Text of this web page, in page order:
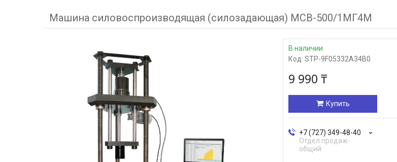
Машина силовоспроизводящая (силозадающая) МСВ-500/1МГ4М
В наличии
Код: STP-9F05332A34B0
9 990 ₸
Купить
+7 (727) 349-48-40
Отдел продаж-
общий